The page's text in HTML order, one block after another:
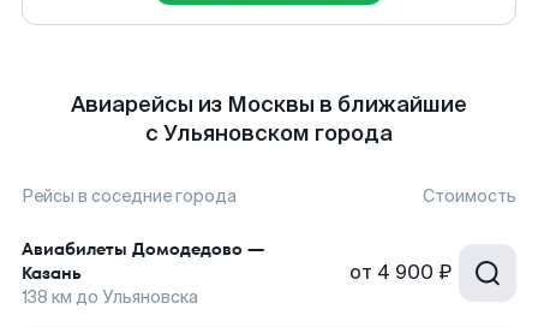
Авиарейсы из Москвы в ближайшие
с Ульяновском города
Рейсы в соседние города Стоимость
Авиабилеты Домодедово —
Казань
138 км до Ульяновска
от 4 900 ₽